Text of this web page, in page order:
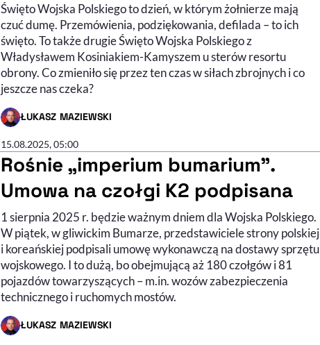
Święto Wojska Polskiego to dzień, w którym żołnierze mają
czuć dumę. Przemówienia, podziękowania, defilada – to ich
święto. To także drugie Święto Wojska Polskiego z
Władysławem Kosiniakiem-Kamyszem u sterów resortu
obrony. Co zmieniło się przez ten czas w siłach zbrojnych i co
jeszcze nas czeka?
ŁUKASZ MAZIEWSKI
- AUTOR ARTYKUŁU - PROFIL
15.08.2025, 05:00
Rośnie „imperium bumarium”.
Umowa na czołgi K2 podpisana
1 sierpnia 2025 r. będzie ważnym dniem dla Wojska Polskiego.
W piątek, w gliwickim Bumarze, przedstawiciele strony polskiej
i koreańskiej podpisali umowę wykonawczą na dostawy sprzętu
wojskowego. I to dużą, bo obejmującą aż 180 czołgów i 81
pojazdów towarzyszących – m.in. wozów zabezpieczenia
technicznego i ruchomych mostów.
ŁUKASZ MAZIEWSKI
- AUTOR ARTYKUŁU - PROFIL